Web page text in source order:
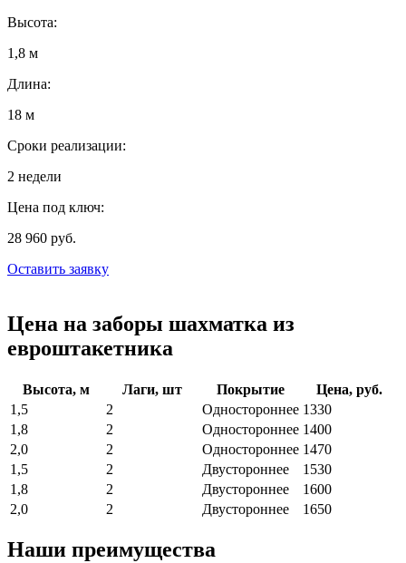
Высота:
1,8 м
Длина:
18 м
Сроки реализации:
2 недели
Цена под ключ:
28 960 руб.
Оставить заявку
Цена на заборы шахматка из
евроштакетника
Высота, м Лаги, шт Покрытие
Цена, руб.
1,5
2 Одностороннее 1330
1,8
2 Одностороннее 1400
2,0
2 Одностороннее 1470
1,5
2 Двустороннее
1530
1,8
2 Двустороннее
1600
2,0
2 Двустороннее 1650
Наши преимущества